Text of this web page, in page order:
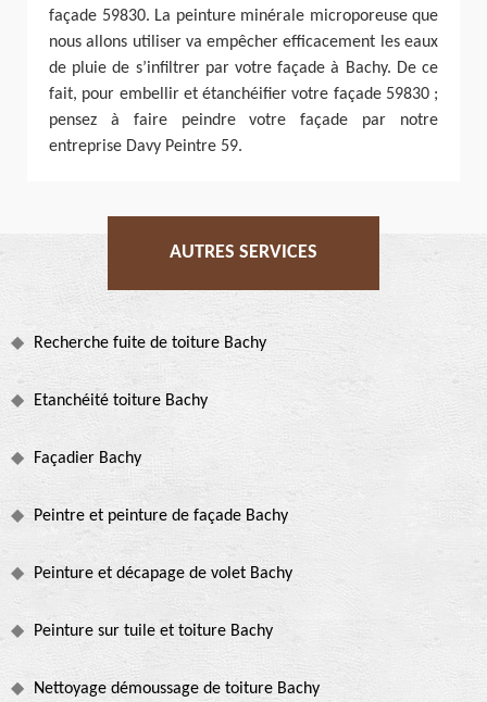
façade 59830. La peinture minérale microporeuse que
nous allons utiliser va empêcher efficacement les eaux
de pluie de s’infiltrer par votre façade à Bachy. De ce
fait, pour embellir et étanchéifier votre façade 59830 ;
pensez à faire peindre votre façade par notre
entreprise Davy Peintre 59.
AUTRES SERVICES
Recherche fuite de toiture Bachy
Etanchéité toiture Bachy
Façadier Bachy
Peintre et peinture de façade Bachy
Peinture et décapage de volet Bachy
Peinture sur tuile et toiture Bachy
Nettoyage démoussage de toiture Bachy